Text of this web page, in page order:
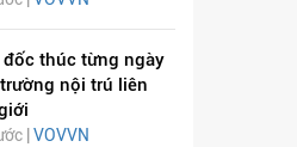
đốc thúc từng ngày
nội trú liên
| VOVVN